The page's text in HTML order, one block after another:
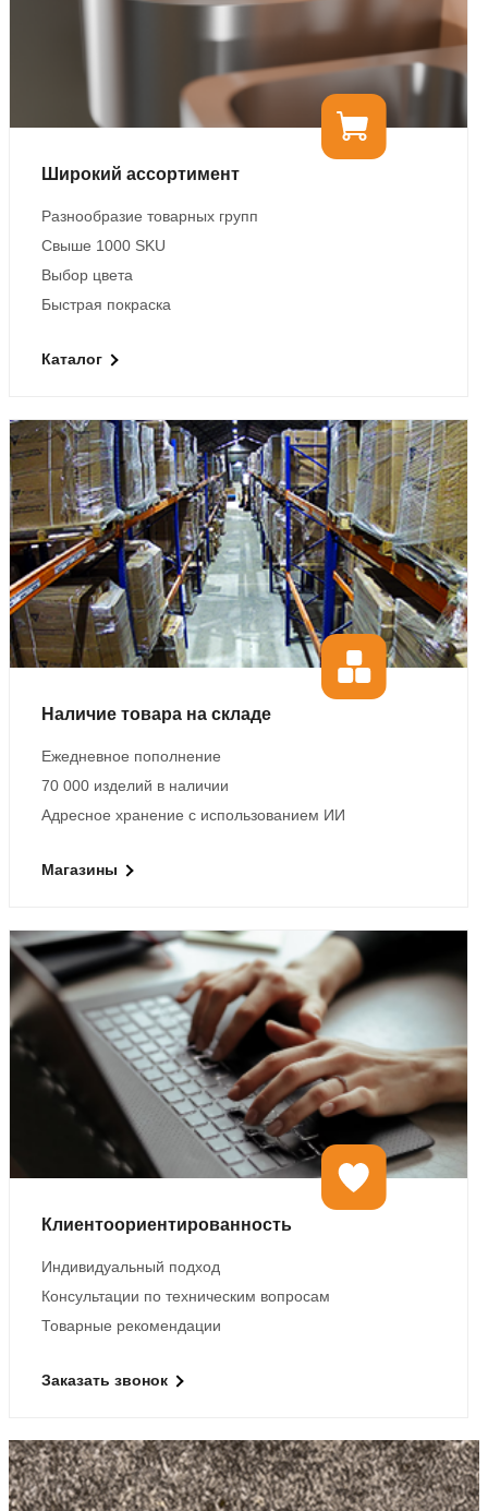
Широкий ассортимент
Разнообразие товарных групп
Свыше 1000 SKU
Выбор цвета
Быстрая покраска
Каталог
Наличие товара на складе
Ежедневное пополнение
70 000 изделий в наличии
Адресное хранение с использованием ИИ
Магазины
Клиентоориентированность
Индивидуальный подход
Консультации по техническим вопросам
Товарные рекомендации
Заказать звонок